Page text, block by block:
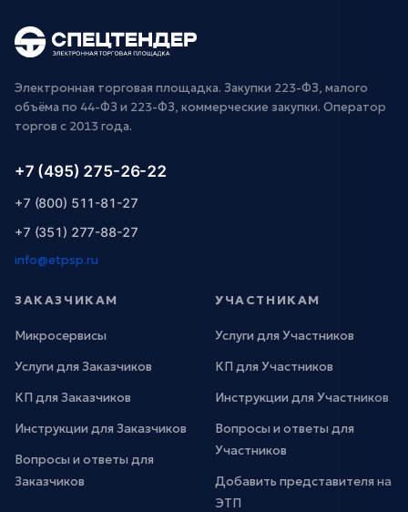
Электронная торговая площадка. Закупки 223-ФЗ, малого
объёма по 44-ФЗ и 223-ФЗ, коммерческие закупки. Оператор
торгов с 2013 года.
+7 (495) 275-26-22
+7 (800) 511-81-27
+7 (351) 277-88-27
info@etpsp.ru
ЗАКАЗЧИКАМ
Микросервисы
Услуги для Заказчиков
КП для Заказчиков
Инструкции для Заказчиков
Вопросы и ответы для
Заказчиков
УЧАСТНИКАМ
Услуги для Участников
КП для Участников
Инструкции для Участников
Вопросы и ответы для
Участников
Добавить представителя на
ЭТП